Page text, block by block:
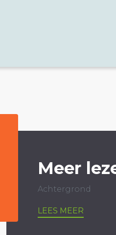
Meer
Achtergrond
LEES MEER